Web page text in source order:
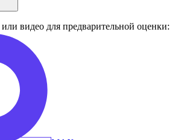
видео для предварительной оценки: